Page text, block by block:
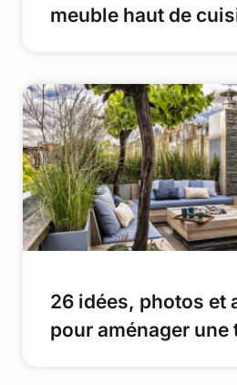
meuble haut de
26 idées, photos et
pour aménager une